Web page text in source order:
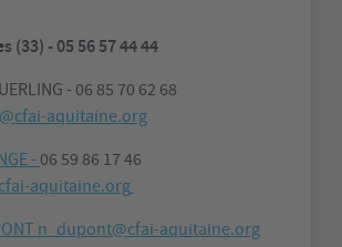
(33) - 05 56 57 44 44
- 06 85 70 62 68
aquitaine.org
-06 59 86 17 46
aquitaine.org
n_dupont@cfai-aquitaine.org